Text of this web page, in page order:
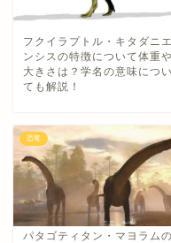
フクイラプトル・キタダニエ
ンシスの特徴について体重や
大きさは？学名の意味につい
ても解説！
恐竜
パタゴティタン・マヨラムの